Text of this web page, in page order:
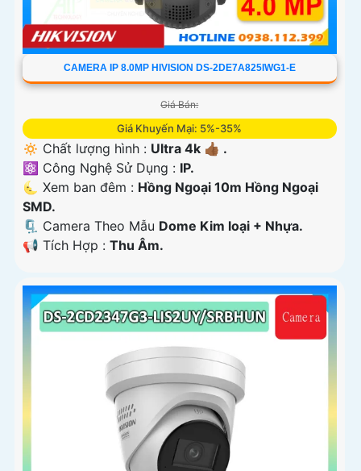
CAMERA IP 8.0MP HIVISION DS-2DE7A825IWG1-E
Giá Bán:
Giá Khuyến Mại: 5%-35%
🔅 Chất lượng hình : Ultra 4k 👍🏾 .
⚛️ Công Nghệ Sử Dụng : IP.
🌜 Xem ban đêm : Hồng Ngoại 10m Hồng Ngoại
SMD.
🗜️ Camera Theo Mẫu Dome Kim loại + Nhựa.
️📢 Tích Hợp : Thu Âm.